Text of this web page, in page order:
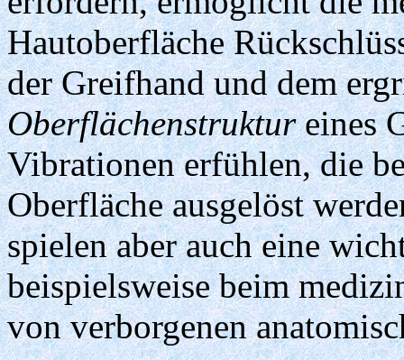
Hautoberfläche
der Greifhand und dem
Oberflächenstruktureines
Vibrationen erfühlen, die
Oberfläche ausgelöst
spielen aber auch eine
beispielsweise beim
von verborgenen